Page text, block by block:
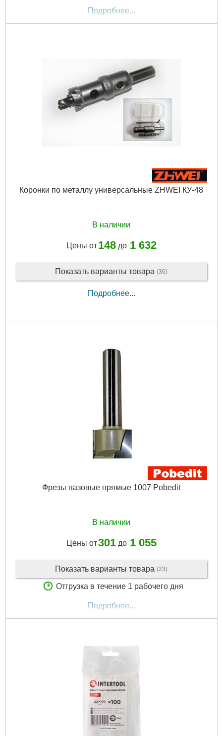
Подробнее...
Коронки по металлу универсальные ZHWEI КУ-48
В наличии
Цены от 148до 1 632
Показать варианты товара (36)
Подробнее...
Фрезы пазовые прямые 1007 Pobedit
В наличии
Цены от301до 1 055
Показать варианты товара (23)
Отгрузка в течение 1 рабочего дня
Подробнее...